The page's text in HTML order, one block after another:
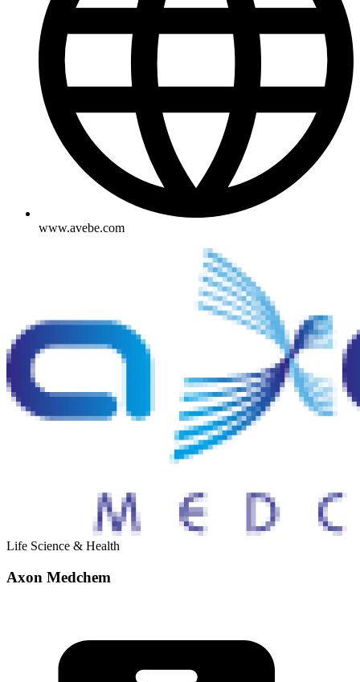
www.avebe.com
Life Science & Health
Axon Medchem